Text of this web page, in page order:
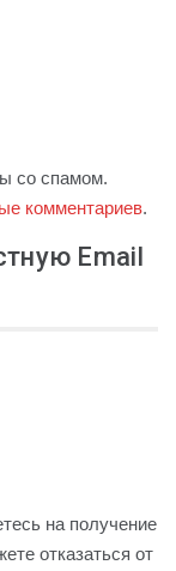
со спамом.
комментариев.
Email
на получение
отказаться от